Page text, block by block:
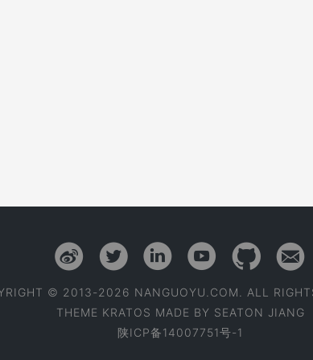
© 2013-2026 NANGUOYU.COM. ALL RIGHTS
THEME KRATOS MADE BY SEATON JIANG
陕ICP备14007751号-1